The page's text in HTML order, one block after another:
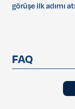
görüşe ilk adımı
FAQ